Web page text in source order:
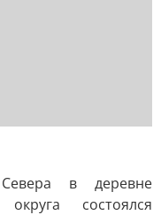
в деревне
состоялся